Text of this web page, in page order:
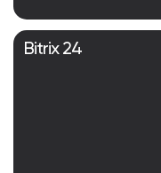
Bitrix 24